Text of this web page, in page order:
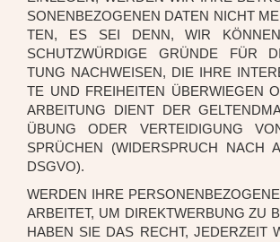
SO­NEN­BE­ZO­GE­NEN DATEN NICHT
TEN, ES SEI DENN, WIR KÖN­NEN
SCHUTZ­WÜR­DI­GE GRÜN­DE FÜR
TUNG NACH­WEI­SEN, DIE IHRE
TE UND FREI­HEI­TEN ÜBER­WIE­GEN
AR­BEI­TUNG DIENT DER
ÜBUNG ODER VER­TEI­DI­GUNG
SPRÜ­CHEN (WIDER­SPRUCH NACH
DSGVO).
WER­DEN IHRE
AR­BEI­TET, UM DIREKT­WER­BUNG ZU
HABEN SIE DAS RECHT, JEDER­ZEIT